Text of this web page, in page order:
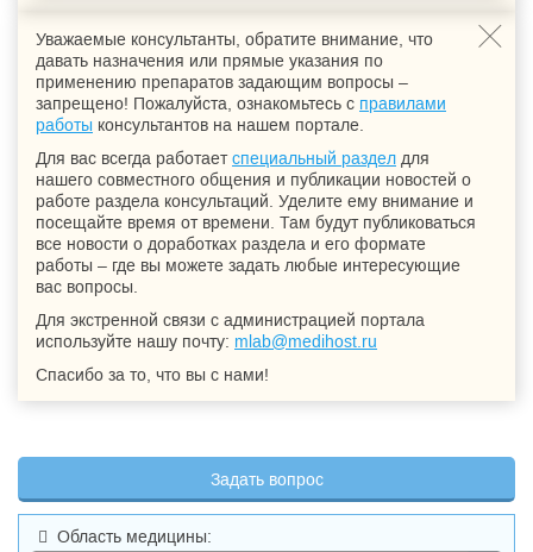
Уважаемые консультанты, обратите внимание, что
давать назначения или прямые указания по
применению препаратов задающим вопросы –
запрещено! Пожалуйста, ознакомьтесь с правилами
работы консультантов на нашем портале.
Для вас всегда работаетспециальный раздел для
нашего совместного общения и публикации новостей о
работе раздела консультаций. Уделите ему внимание и
посещайте время от времени. Там будут публиковаться
все новости о доработках раздела и его формате
работы – где вы можете задать любые интересующие
вас вопросы.
Для экстренной связи с администрацией портала
используйте нашу почту: mlab@medihost.ru
Спасибо за то, что вы с нами!
Задать вопрос
Область медицины: